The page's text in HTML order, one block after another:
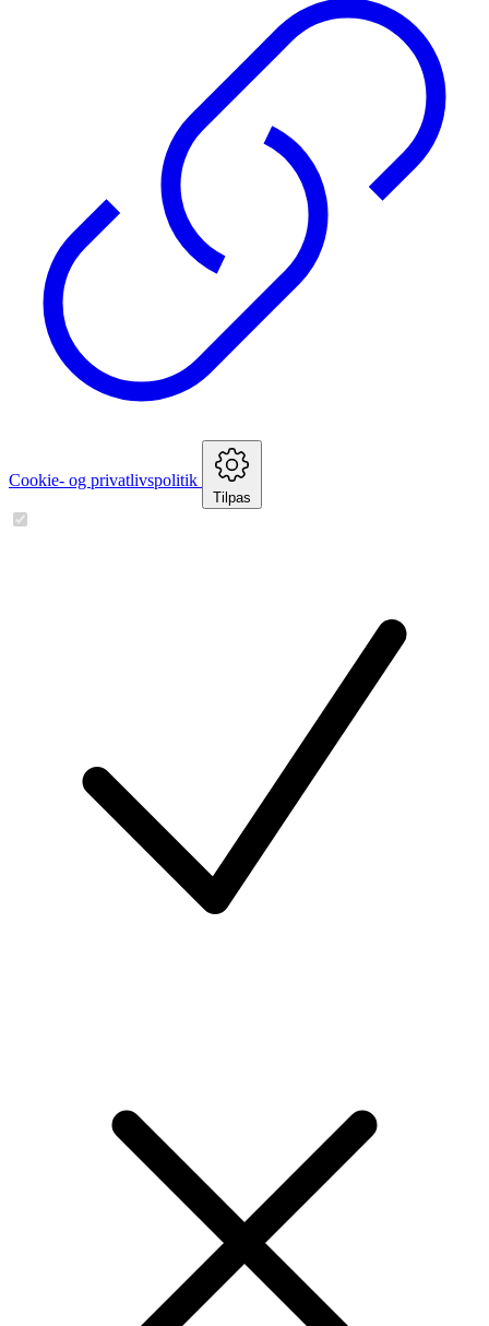
Cookie- og privatlivspolitik
Tilpas